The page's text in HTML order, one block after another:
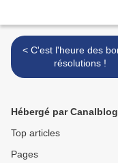
< C'est l'heure des bonnes
résolutions !
Hébergé par Canalblog
Top articles
Pages